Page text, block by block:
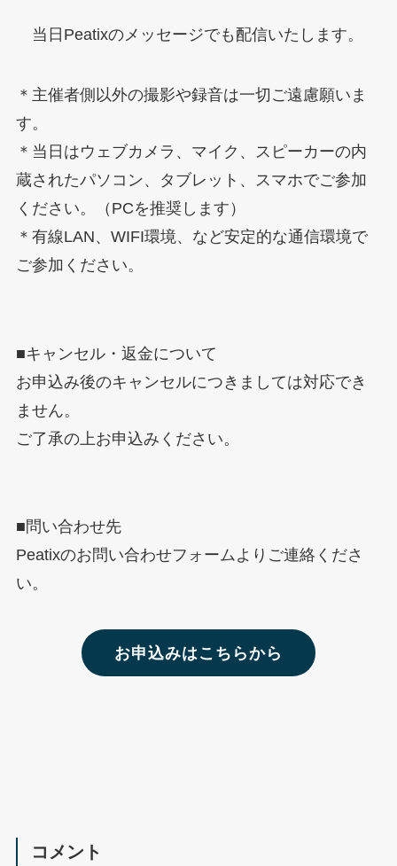
当日Peatixのメッセージでも配信いたします。
＊主催者側以外の撮影や録音は一切ご遠慮願いま
す。
＊当日はウェブカメラ、マイク、スピーカーの内
蔵されたパソコン、タブレット、スマホでご参加
ください。（PCを推奨します）
＊有線LAN、WIFI環境、など安定的な通信環境で
ご参加ください。
■キャンセル・返金について
お申込み後のキャンセルにつきましては対応でき
ません。
ご了承の上お申込みください。
■問い合わせ先
Peatixのお問い合わせフォームよりご連絡くださ
い。
お申込みはこちらから
コメント